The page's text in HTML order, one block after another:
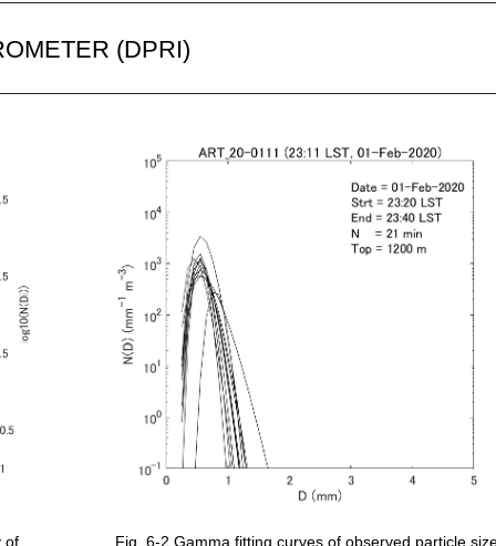
(DPRI)
of Fig. 6-2 Gamma fitting curves of observed particle